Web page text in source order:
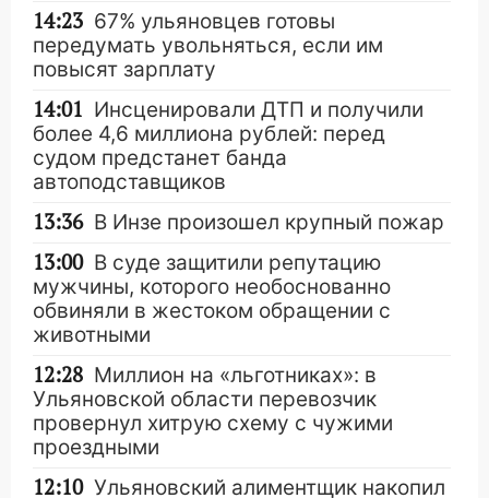
14:23 67% ульяновцев готовы
передумать увольняться, если им
повысят зарплату
14:01 Инсценировали ДТП и получили
более 4,6 миллиона рублей: перед
судом предстанет банда
автоподставщиков
13:36 В Инзе произошел крупный пожар
13:00 В суде защитили репутацию
мужчины, которого необоснованно
обвиняли в жестоком обращении с
животными
12:28 Миллион на «льготниках»: в
Ульяновской области перевозчик
провернул хитрую схему с чужими
проездными
12:10 Ульяновский алиментщик накопил